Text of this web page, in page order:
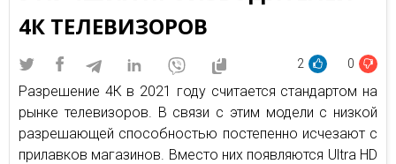
4К ТЕЛЕВИЗОРОВ
2 0
Разрешение 4К в 2021 году считается стандартом на
рынке телевизоров. В связи с этим модели с низкой
разрешающей способностью постепенно исчезают с
прилавков магазинов. Вместо них появляются Ultra HD